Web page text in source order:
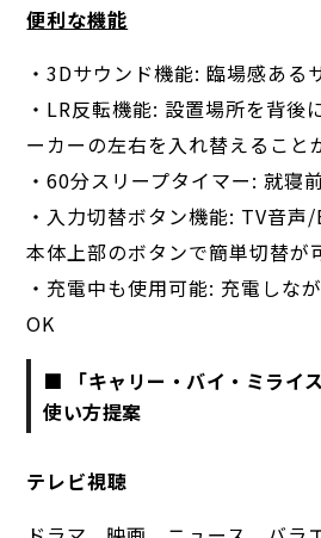
便利な機能
・3Dサウンド機能: 臨場感ある
・LR反転機能: 設置場所を背後
ーカーの左右を入れ替えること
・60分スリープタイマー: 就寝
・入力切替ボタン機能: TV音
本体上部のボタンで簡単切替が
・充電中も使用可能: 充電しな
OK
■ 「キャリー・バイ・ミライ
使い方提案
テレビ視聴